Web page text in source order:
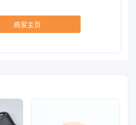
商家主页